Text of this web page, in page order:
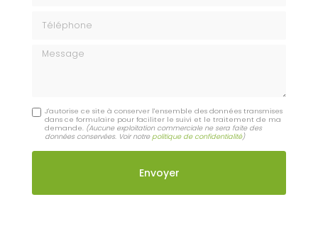
Message
J'autorise ce site à conserver l'ensemble des données transmises
dans ce formulaire pour faciliter le suivi et le traitement de ma
demande. (Aucune exploitation commerciale ne sera faite des
données conservées. Voir notrepolitique de confidentialité)